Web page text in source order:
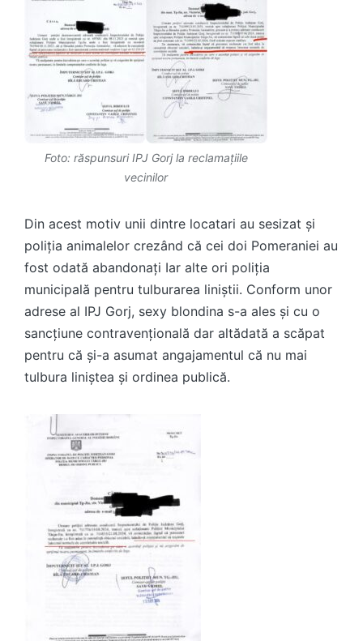
Foto: răspunsuri IPJ Gorj la reclamațiile
vecinilor
Din acest motiv unii dintre locatari au sesizat și
poliția animalelor crezând că cei doi Pomeraniei au
fost odată abandonați Iar alte ori poliția
municipală pentru tulburarea liniștii. Conform unor
adrese al IPJ Gorj, sexy blondina s-a ales și cu o
sancțiune contravențională dar altădată a scăpat
pentru că și-a asumat angajamentul că nu mai
tulbura liniștea și ordinea publică.